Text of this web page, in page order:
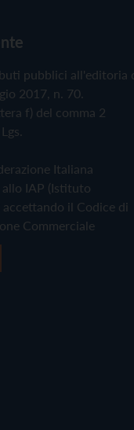
pubblici all'editoria
2017, n. 70.
f) del comma 2
Italiana
IAP (Istituto
il Codice di
Commerciale